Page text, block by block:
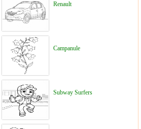
Renault
Campanule
Subway Surfers